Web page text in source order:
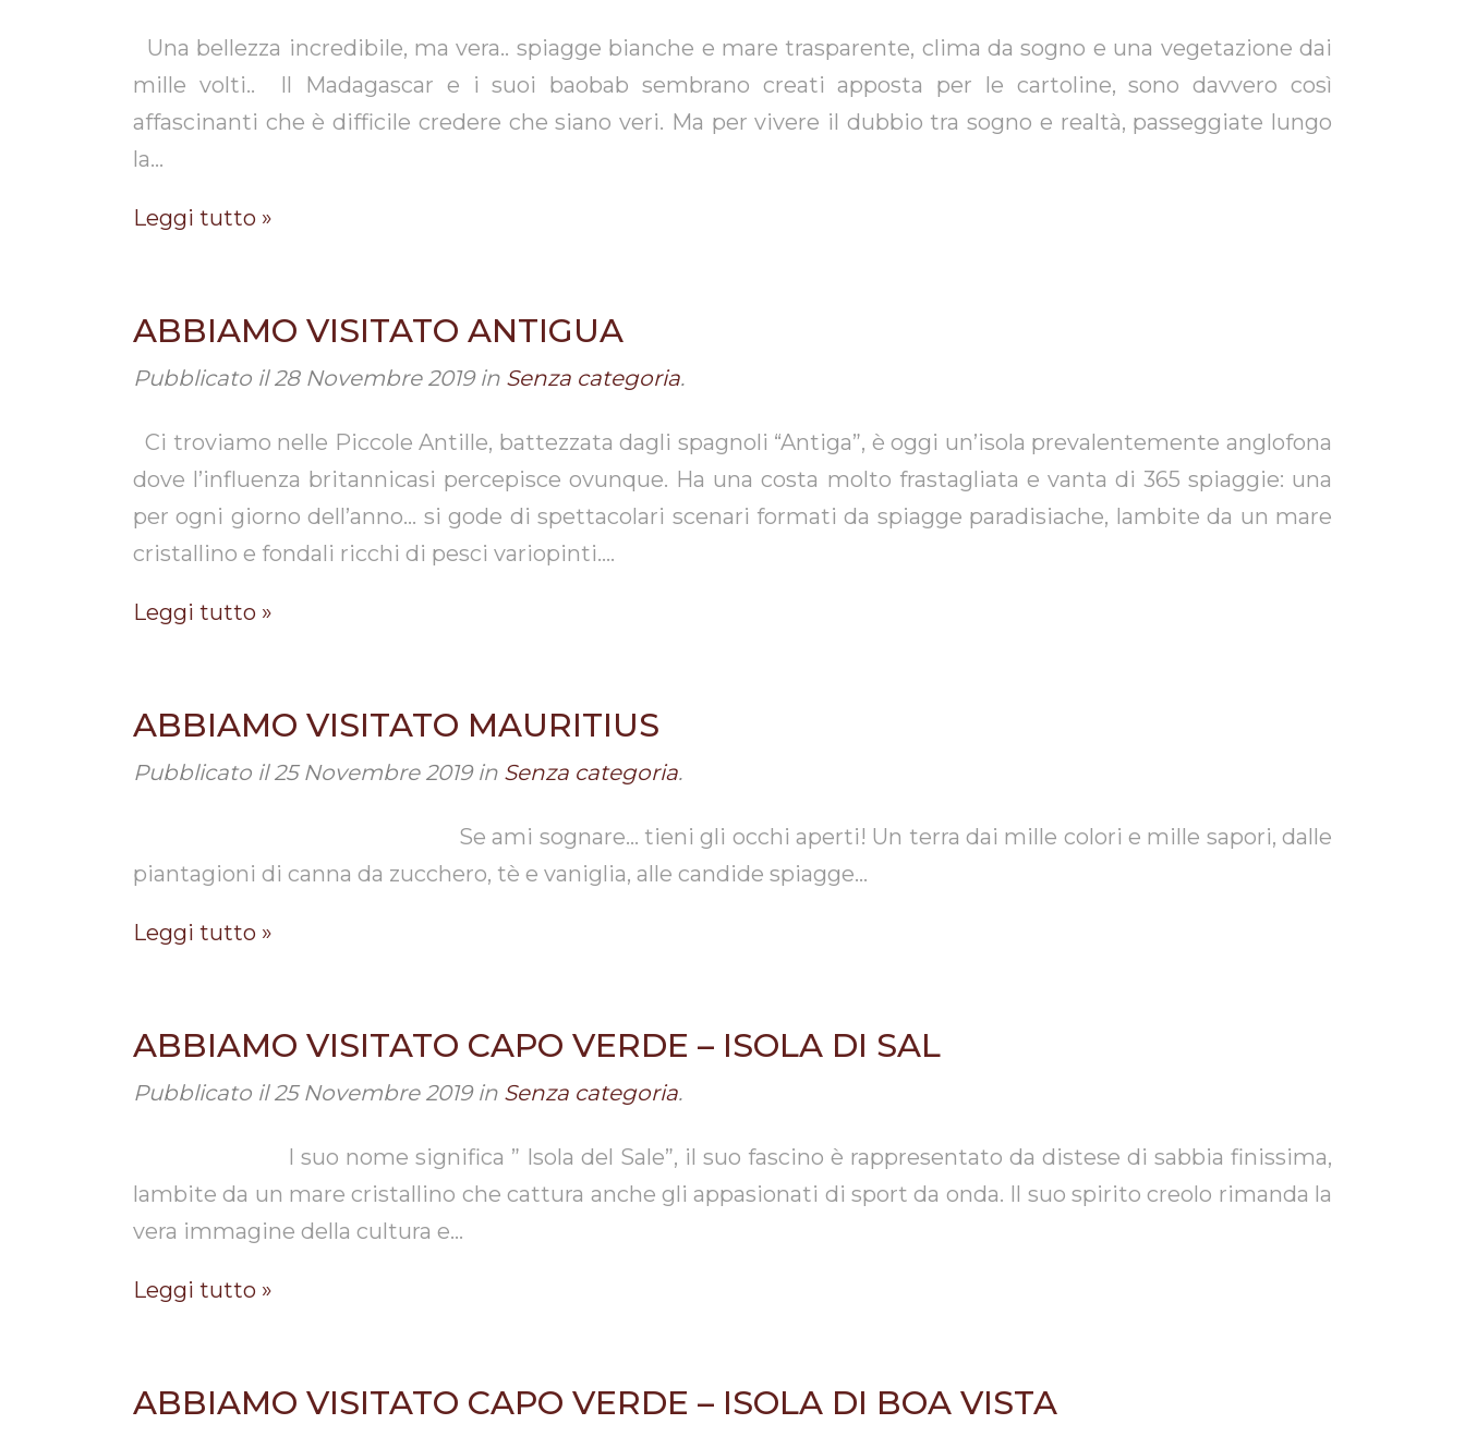
Una bellezza incredibile, ma vera.. spiagge bianche e mare trasparente, clima da sogno e una vegetazione dai
mille volti.. Il Madagascar e i suoi baobab sembrano creati apposta per le cartoline, sono davvero così
affascinanti che è difficile credere che siano veri. Ma per vivere il dubbio tra sogno e realtà, passeggiate lungo
la…
Leggi tutto »
ABBIAMO VISITATO ANTIGUA
Pubblicato il28 Novembre 2019in Senza categoria.
Ci troviamo nelle Piccole Antille, battezzata dagli spagnoli “Antiga”, è oggi un’isola prevalentemente anglofona
dove l’influenza britannicasi percepisce ovunque. Ha una costa molto frastagliata e vanta di 365 spiaggie: una
per ogni giorno dell’anno… si gode di spettacolari scenari formati da spiagge paradisiache, lambite da un mare
cristallino e fondali ricchi di pesci variopinti….
Leggi tutto »
ABBIAMO VISITATO MAURITIUS
Pubblicato il25 Novembre 2019in Senza categoria.
Se ami sognare… tieni gli occhi aperti! Un terra dai mille colori e mille sapori, dalle
piantagioni di canna da zucchero, tè e vaniglia, alle candide spiagge…
Leggi tutto »
ABBIAMO VISITATO CAPO VERDE – ISOLA DI SAL
Pubblicato il25 Novembre 2019in Senza categoria.
l suo nome significa ” Isola del Sale”, il suo fascino è rappresentato da distese di sabbia finissima,
lambite da un mare cristallino che cattura anche gli appasionati di sport da onda. Il suo spirito creolo rimanda la
vera immagine della cultura e…
Leggi tutto »
ABBIAMO VISITATO CAPO VERDE – ISOLA DI BOA VISTA